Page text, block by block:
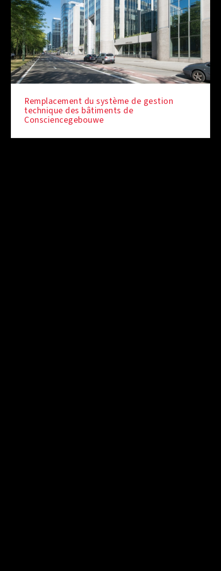
Remplacement du système de gestion
technique des bâtiments de
Consciencegebouwe